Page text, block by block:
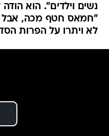
נשים וילדים". הוא הודה
"חמאס חטף מכה, אבל
לא ויתרו על הפרות